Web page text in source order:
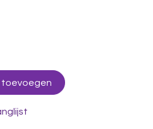
toevoegen